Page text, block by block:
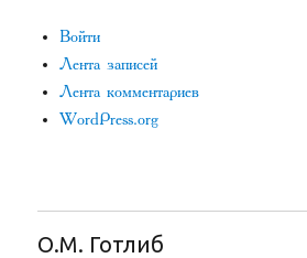
Войти
Лента записей
Лента комментариев
WordPress.org
О.М. Готлиб